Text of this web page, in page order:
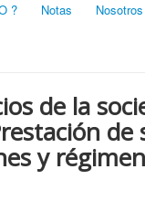
?
Notas
de la
y